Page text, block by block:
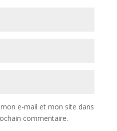
e-mail et mon site dans
commentaire.